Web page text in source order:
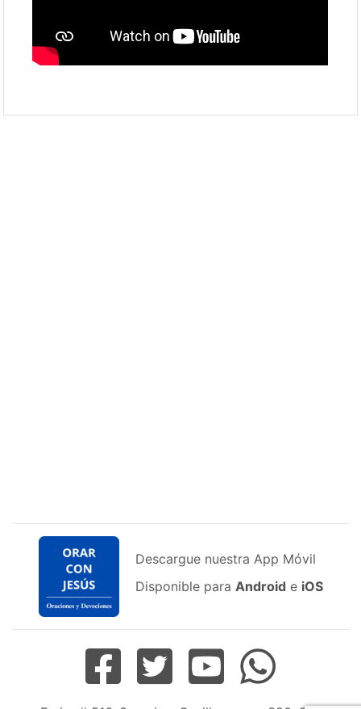
Descargue nuestra App Móvil
Disponible para Android e iOS